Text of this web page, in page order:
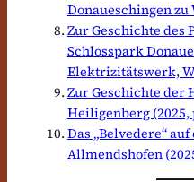
Donaueschingen
Zur Geschichte des
Schlosspark
Elektrizitätswerk,
Zur Geschichte der
Heiligenberg (2025,
Das „Belvedere“
Allmendshofen